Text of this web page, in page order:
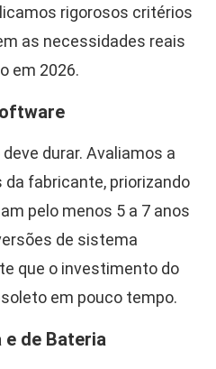
rigorosos critérios
as necessidades reais
em 2026.
durar. Avaliamos a
fabricante, priorizando
pelo menos 5 a 7 anos
de sistema
que o investimento do
em pouco tempo.
e de Bateria